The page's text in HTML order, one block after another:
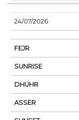
24/07/2026